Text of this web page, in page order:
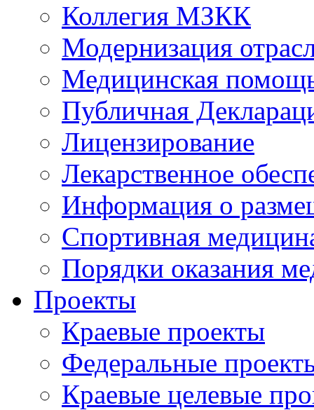
Коллегия МЗКК
Модернизация
Медицинская
Публичная
Лицензирование
Лекарственное
Информация о
Спортивная
Порядки оказания
Проекты
Краевые проекты
Федеральные
Краевые целевые